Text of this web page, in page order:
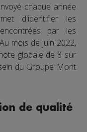
chaque année
d'identifier les
par les
mois de juin 2022,
globale de 8 sur
du Groupe Mont
de qualité